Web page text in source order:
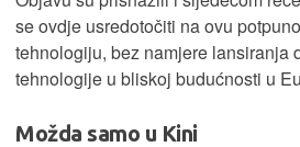
se ovdje usredotočiti na ovu
tehnologiju, bez namjere lansiranja
tehnologije u bliskoj budućnosti u
Možda samo u Kini